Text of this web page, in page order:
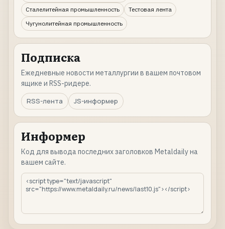
Сталелитейная промышленность
Тестовая лента
Чугунолитейная промышленность
Подписка
Ежедневные новости металлургии в вашем почтовом
ящике и RSS-ридере.
RSS-лента
JS-информер
Информер
Код для вывода последних заголовков Metaldaily на
вашем сайте.